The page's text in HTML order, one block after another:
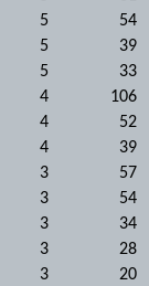
5
54
5
39
5
33
4
106
4
52
4
39
3
57
3
54
3
34
3
28
3
20